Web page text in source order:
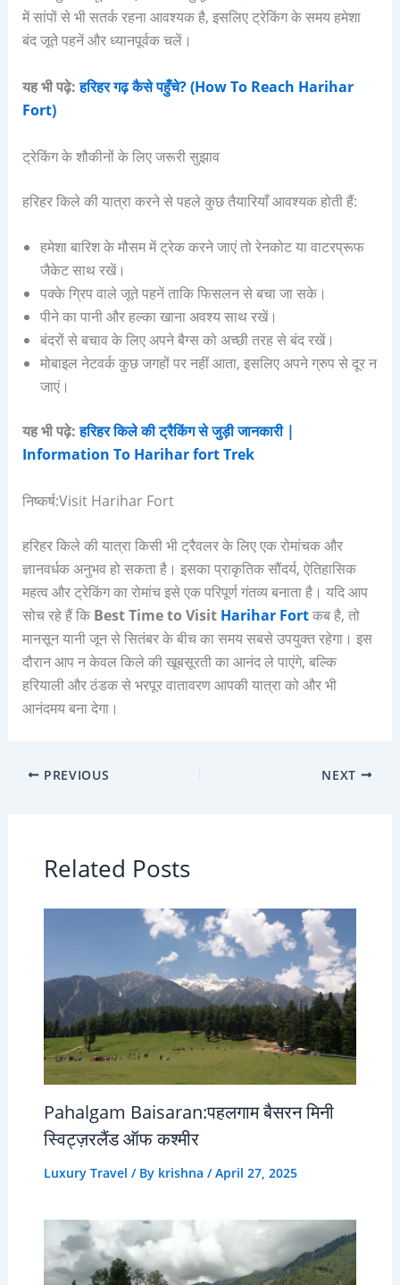
में सांपों से भी सतर्क रहना आवश्यक है, इसलिए ट्रेकिंग के समय हमेशा
बंद जूते पहनें और ध्यानपूर्वक चलें।
यह भी पढ़े:हरिहर गढ़ कैसे पहुँचे? (How To Reach Harihar
Fort)
ट्रेकिंग के शौकीनों के लिए जरूरी सुझाव
हरिहर किले की यात्रा करने से पहले कुछ तैयारियाँ आवश्यक होती हैं:
हमेशा बारिश के मौसम में ट्रेक करने जाएं तो रेनकोट या वाटरप्रूफ
जैकेट साथ रखें।
पक्के ग्रिप वाले जूते पहनें ताकि फिसलन से बचा जा सके।
पीने का पानी और हल्का खाना अवश्य साथ रखें।
बंदरों से बचाव के लिए अपने बैग्स को अच्छी तरह से बंद रखें।
मोबाइल नेटवर्क कुछ जगहों पर नहीं आता, इसलिए अपने ग्रुप से दूर न
जाएं।
यह भी पढ़े:हरिहर किले की ट्रैकिंग से जुड़ी जानकारी |
Information To Harihar fort Trek
निष्कर्ष:Visit Harihar Fort
हरिहर किले की यात्रा किसी भी ट्रैवलर के लिए एक रोमांचक और
ज्ञानवर्धक अनुभव हो सकता है। इसका प्राकृतिक सौंदर्य, ऐतिहासिक
महत्व और ट्रेकिंग का रोमांच इसे एक परिपूर्ण गंतव्य बनाता है। यदि आप
सोच रहे हैं कि Best Time to Visit Harihar Fortकब है, तो
मानसून यानी जून से सितंबर के बीच का समय सबसे उपयुक्त रहेगा। इस
दौरान आप न केवल किले की खूबसूरती का आनंद ले पाएंगे, बल्कि
हरियाली और ठंडक से भरपूर वातावरण आपकी यात्रा को और भी
आनंदमय बना देगा।
PREVIOUS NEXT
Related Posts
Pahalgam Baisaran:पहलगाम बैसरन मिनी
स्विट्ज़रलैंड ऑफ कश्मीर
Luxury Travel / By krishna /April 27, 2025